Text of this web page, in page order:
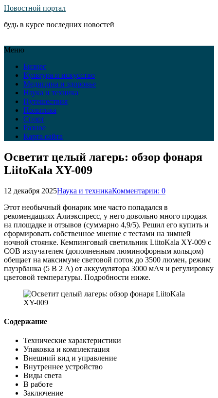
Новостной портал
будь в курсе последних новостей
Меню
Бизнес
Культура и искусство
Медицина и здоровье
Наука и техника
Путешествия
Политика
Спорт
Разное
Карта сайта
Осветит целый лагерь: обзор фонаря
LiitoKala XY-009
12 декабря 2025Наука и техникаКомментарии: 0
Этот необычный фонарик мне часто попадался в
рекомендациях Алиэкспресс, у него довольно много продаж
на площадке и отзывов (суммарно 4,9/5). Решил его купить и
сформировать собственное мнение с тестами на зимней
ночной стоянке. Кемпинговый светильник LiitoKala XY-009 с
COB излучателем (дополненным люминофорным кольцом)
обещает на максимуме световой поток до 3500 люмен, режим
пауэрбанка (5 В 2 А) от аккумулятора 3000 мАч и регулировку
цветовой температуры. Подробности ниже.
Содержание
Технические характеристики
Упаковка и комплектация
Внешний вид и управление
Внутреннее устройство
Виды света
В работе
Заключение